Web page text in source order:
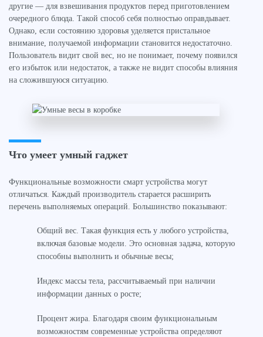
другие — для взвешивания продуктов перед приготовлением
очередного блюда. Такой способ себя полностью оправдывает.
Однако, если состоянию здоровья уделяется пристальное
внимание, получаемой информации становится недостаточно.
Пользователь видит свой вес, но не понимает, почему появился
его избыток или недостаток, а также не видит способы влияния
на сложившуюся ситуацию.
Что умеет умный гаджет
Функциональные возможности смарт устройства могут
отличаться. Каждый производитель старается расширить
перечень выполняемых операций. Большинство показывают:
Общий вес. Такая функция есть у любого устройства,
включая базовые модели. Это основная задача, которую
способны выполнить и обычные весы;
Индекс массы тела, рассчитываемый при наличии
информации данных о росте;
Процент жира. Благодаря своим функциональным
возможностям современные устройства определяют